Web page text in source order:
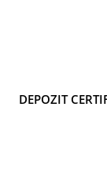
DEPOZIT